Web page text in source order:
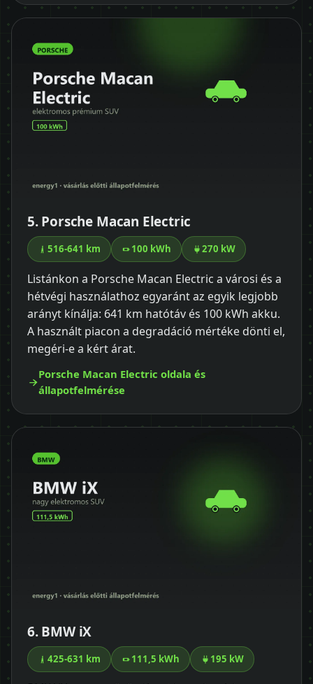
5. Porsche Macan Electric
516-641 km 100 kWh 270 kW
Listánkon a Porsche Macan Electric a városi és a
hétvégi használathoz egyaránt az egyik legjobb
arányt kínálja: 641 km hatótáv és 100 kWh akku.
A használt piacon a degradáció mértéke dönti el,
megéri-e a kért árat.
Porsche Macan Electric oldala és
állapotfelmérése
6. BMW iX
425-631 km 111,5 kWh 195 kW